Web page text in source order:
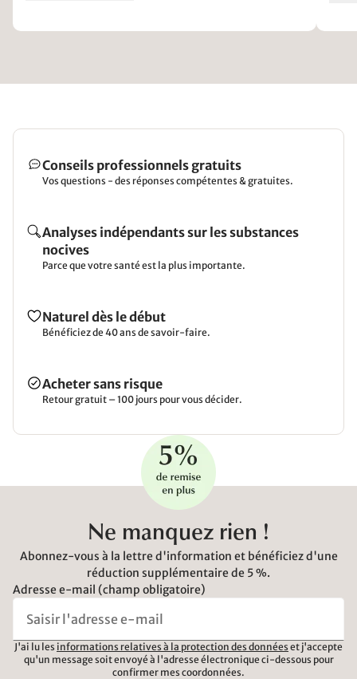
Conseils professionnels gratuits
Vos questions - des réponses compétentes & gratuites.
Analyses indépendants sur les substances
nocives
Parce que votre santé est la plus importante.
Naturel dès le début
Bénéficiez de 40 ans de savoir-faire.
Acheter sans risque
Retour gratuit – 100 jours pour vous décider.
Ne manquez rien !
Abonnez-vous à la lettre d'information et bénéficiez d'une
réduction supplémentaire de 5 %.
Adresse e-mail (champ obligatoire)
J'ai lu les informations relatives à la protection des données et j'accepte
qu'un message soit envoyé à l'adresse électronique ci-dessous pour
confirmer mes coordonnées.